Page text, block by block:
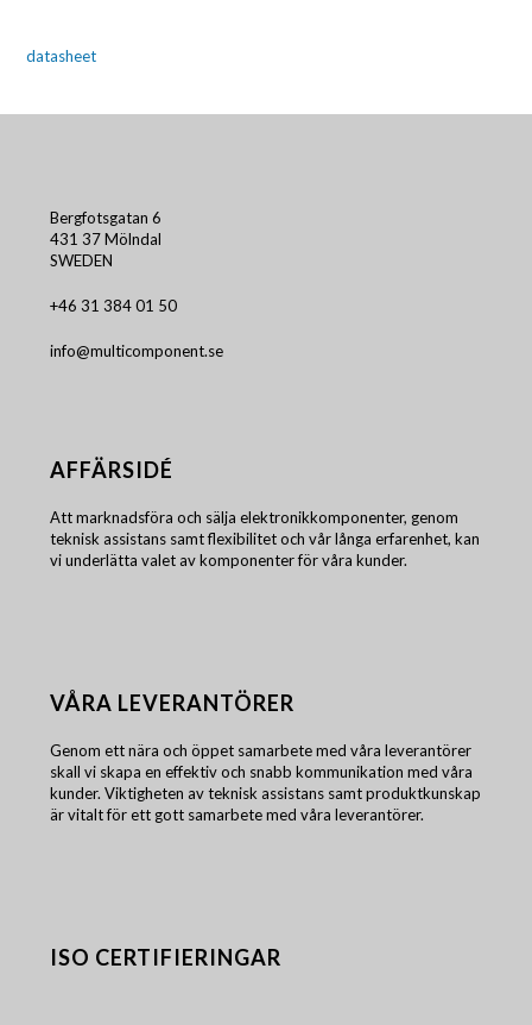
datasheet
Bergfotsgatan 6
431 37 Mölndal
SWEDEN
+46 31 384 01 50
info@multicomponent.se
AFFÄRSIDÉ
Att marknadsföra och sälja elektronikkomponenter, genom
teknisk assistans samt flexibilitet och vår långa erfarenhet, kan
vi underlätta valet av komponenter för våra kunder.
VÅRA LEVERANTÖRER
Genom ett nära och öppet samarbete med våra leverantörer
skall vi skapa en effektiv och snabb kommunikation med våra
kunder. Viktigheten av teknisk assistans samt produktkunskap
är vitalt för ett gott samarbete med våra leverantörer.
ISO CERTIFIERINGAR